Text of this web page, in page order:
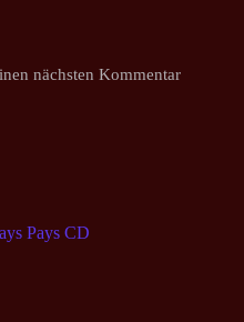
nächsten Kommentar